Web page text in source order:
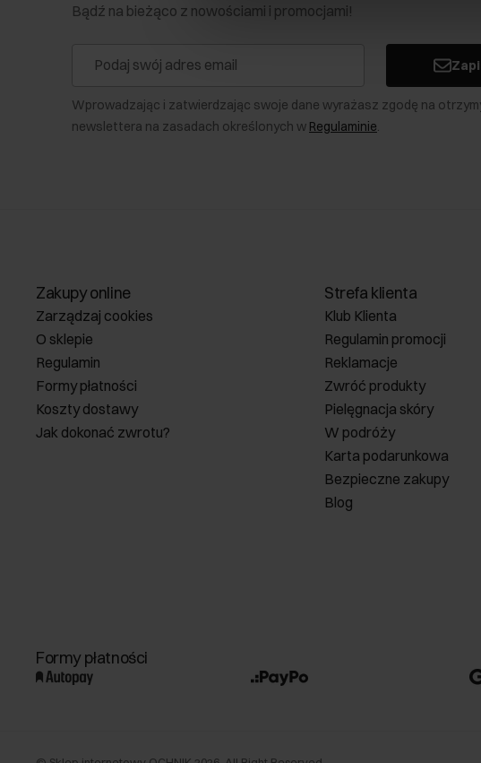
Bądź na bieżąco z nowościami i promocjami!
Wprowadzając i zatwierdzając swoje dane wyrażasz zgodę na
newslettera na zasadach określonych w Regulaminie.
Zakupy online
Zarządzaj cookies
O sklepie
Regulamin
Formy płatności
Koszty dostawy
Jak dokonać zwrotu?
Strefa klienta
Klub Klienta
Regulamin promocji
Reklamacje
Zwróć produkty
Pielęgnacja skóry
W podróży
Karta podarunkowa
Bezpieczne zakupy
Blog
Formy płatności